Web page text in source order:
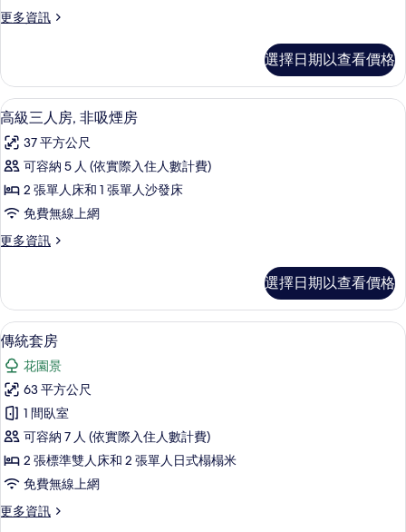
片
的
有
相
片
更多資訊
更
房
(DELUXE)
的
情
選擇日期以查看價格
顯
示
高
級
三
人
房,
吸
煙
房
的
所
有
相
片
高級三人房, 非吸煙房 | 羽絨被、舒適
9
高級三人房, 非吸煙房
37 平方公尺
可容納 5 人 (依實際入住人數計費)
2 張單人床和 1 張單人沙發床
免費無線上網
更多資訊
更
三
人
房,
非
吸
煙
房
的
詳
情
選擇日期以查看價格
顯
示
傳
統
套
房
的
所
有
羽絨被、舒適加層、迷你吧、客房內保
16
傳統套房
花園景
63 平方公尺
1 間臥室
可容納 7 人 (依實際入住人數計費)
2 張標準雙人床和 2 張單人日式榻榻米
免費無線上網
更多資訊
更